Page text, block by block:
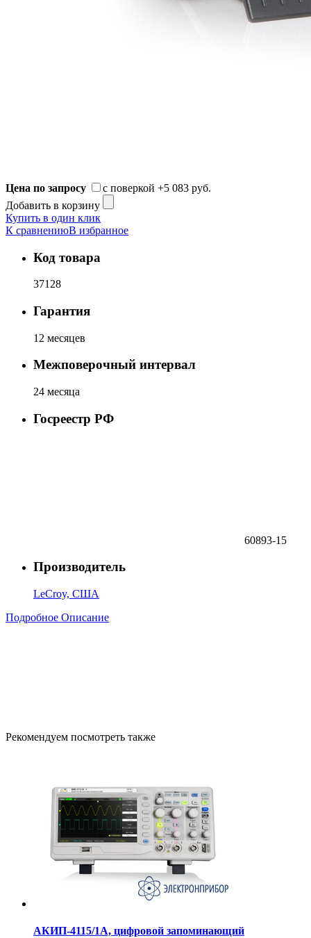
Цена по запросу с поверкой +5 083 руб.
Добавить в корзину
Купить в один клик
К сравнениюВ избранное
Код товара
37128
Гарантия
12 месяцев
Межповерочный интервал
24 месяца
Госреестр РФ
60893-15
Производитель
LeCroy, США
Подробное Описание
Рекомендуем посмотреть также
АКИП-4115/1А, цифровой запоминающий